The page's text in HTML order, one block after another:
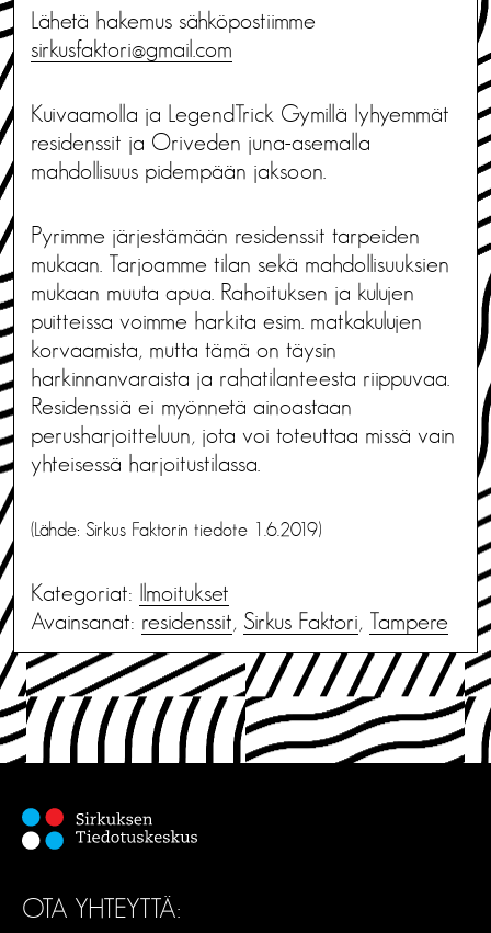
Lähetä hakemus sähköpostiimme
sirkusfaktori@gmail.com
Kuivaamolla ja LegendTrick Gymillä lyhyemmät
residenssit ja Oriveden juna-asemalla
mahdollisuus pidempään jaksoon.
Pyrimme järjestämään residenssit tarpeiden
mukaan. Tarjoamme tilan sekä mahdollisuuksien
mukaan muuta apua. Rahoituksen ja kulujen
puitteissa voimme harkita esim. matkakulujen
korvaamista, mutta tämä on täysin
harkinnanvaraista ja rahatilanteesta riippuvaa.
Residenssiä ei myönnetä ainoastaan
perusharjoitteluun, jota voi toteuttaa missä vain
yhteisessä harjoitustilassa.
(Lähde: Sirkus Faktorin tiedote 1.6.2019)
Kategoriat: Ilmoitukset
Avainsanat: residenssit, Sirkus Faktori, Tampere
OTA YHTEYTTÄ: